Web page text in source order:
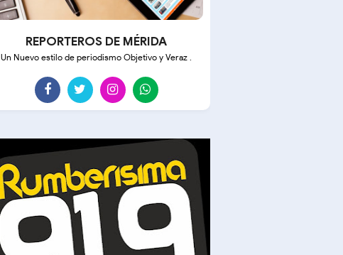
REPORTEROS DE MÉRIDA
Un Nuevo estilo de periodismo Objetivo y Veraz .